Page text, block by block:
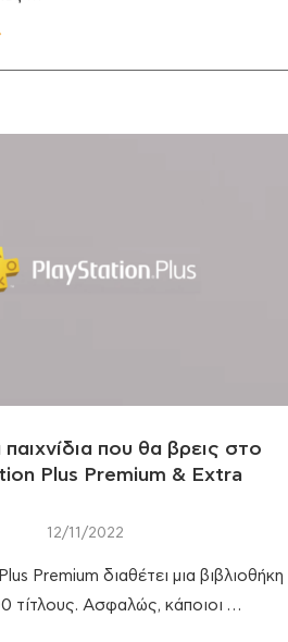
που θα βρεις στο
Plus Premium & Extra
12/11/2022
Premium διαθέτει μια βιβλιοθήκη
τίτλους. Ασφαλώς, κάποιοι …